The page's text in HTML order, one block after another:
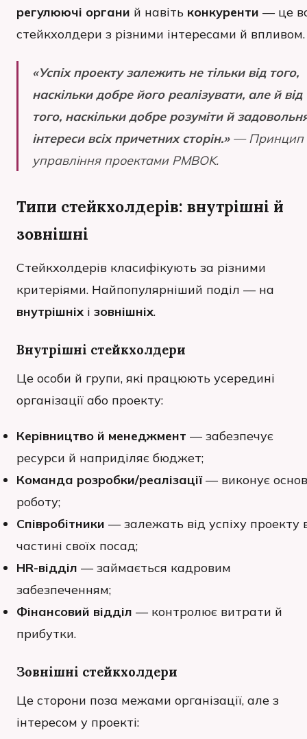
регулюючі органи й навіть конкуренти — це
стейкхолдери з різними інтересами й впливом.
«Успіх проекту залежить не тільки від того,
наскільки добре його реалізувати, але й від
того, наскільки добре розуміти й
інтереси всіх причетних сторін.»— Принцип
управління проектами PMBOK.
Типи стейкхолдерів: внутрішні й
зовнішні
Стейкхолдерів класифікують за різними
критеріями. Найпопулярніший поділ — на
внутрішніх і зовнішніх.
Внутрішні стейкхолдери
Це особи й групи, які працюють усередині
організації або проекту:
Керівництво й менеджмент — забезпечує
ресурси й наприділяє бюджет;
Команда розробки/реалізації— виконує
роботу;
Співробітники — залежать від успіху проекту
частині своїх посад;
HR-відділ — займається кадровим
забезпеченням;
Фінансовий відділ — контролює витрати й
прибутки.
Зовнішні стейкхолдери
Це сторони поза межами організації, але з
інтересом у проекті: